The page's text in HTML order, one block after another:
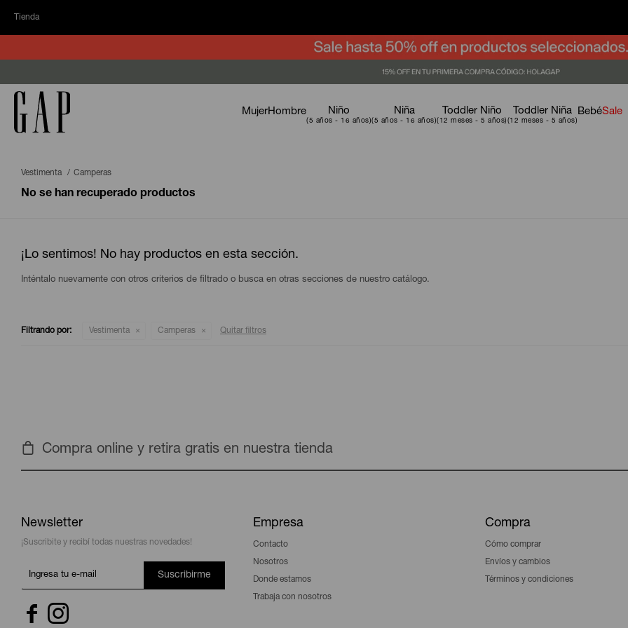
Tienda
MujerHombre Niño Niña Toddler Niño Toddler Niña BebéSale
Vestimenta Camperas
No se han recuperado productos
¡Lo sentimos! No hay productos en esta sección.
Inténtalo nuevamente con otros criterios de filtrado o busca en otras secciones de nuestro catálogo.
Filtrando por: Vestimenta Camperas Quitar filtros
Compra online y retira gratis en nuestra tienda
Newsletter
¡Suscribite y recibí todas nuestras novedades!
Suscribirme
 
Empresa
Contacto
Nosotros
Donde estamos
Trabaja con nosotros
Compra
Cómo comprar
Envíos y cambios
Términos y condiciones